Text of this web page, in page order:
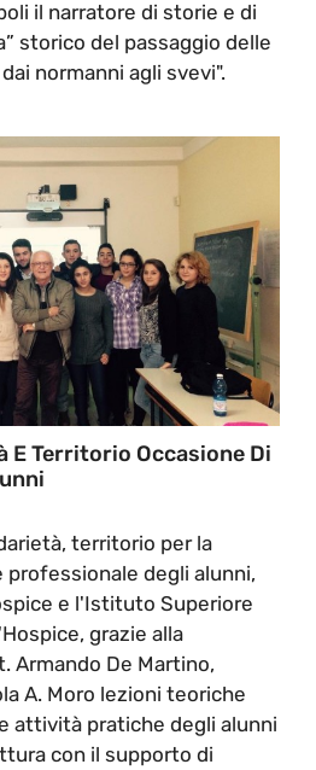
il narratore di storie e di
storico del passaggio delle
normanni agli svevi".
E Territorio Occasione Di
territorio per la
degli alunni,
e l'Istituto Superiore
grazie alla
Armando De Martino,
A. Moro lezioni teoriche
attività pratiche degli alunni
con il supporto di